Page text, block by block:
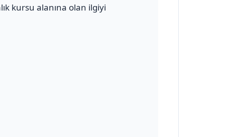
kursu alanına olan ilgiyi